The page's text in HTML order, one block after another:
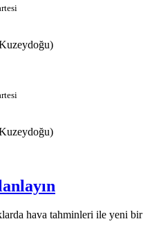
hava tahminleri ile yeni bir